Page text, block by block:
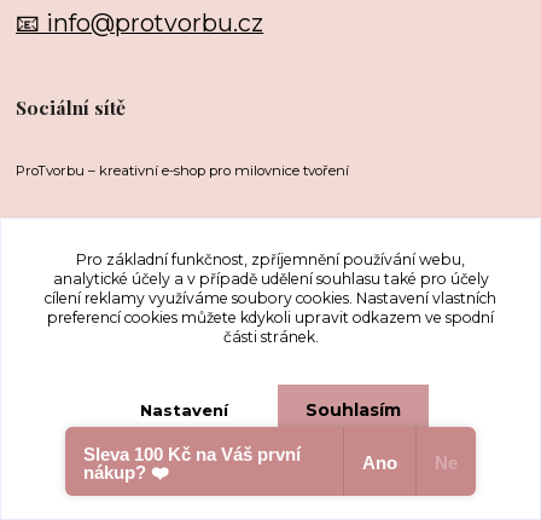
📧 info@protvorbu.cz
Sociální sítě
ProTvorbu – kreativní e-shop pro milovnice tvoření
Upravit sběr cookies.
...protože nás to baví
Vytvořeno na
Pro základní funkčnost, zpříjemnění používání webu,
analytické účely a v případě udělení souhlasu také pro účely
cílení reklamy využíváme soubory cookies. Nastavení vlastních
preferencí cookies můžete kdykoli upravit odkazem ve spodní
části stránek.
Nastavení Souhlasím
Souhlas můžete odmítnout
Sleva 100 Kč na Váš první
nákup? ❤️
Ano Ne